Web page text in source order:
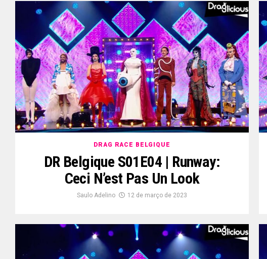
DRAG RACE BELGIQUE
DR Belgique S01E04 | Runway:
Ceci N’est Pas Un Look
Saulo Adelino 12 de março de 2023